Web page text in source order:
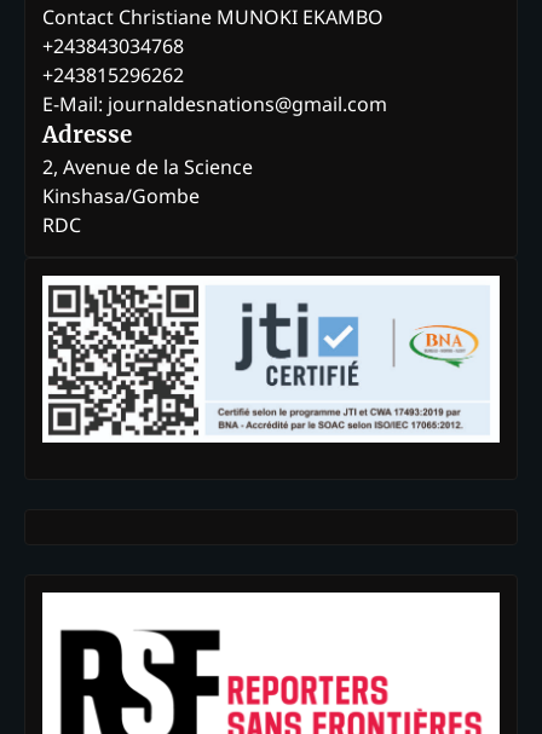
Contact Christiane MUNOKI EKAMBO
+243843034768
+243815296262
E-Mail: journaldesnations@gmail.com
Adresse
2, Avenue de la Science
Kinshasa/Gombe
RDC